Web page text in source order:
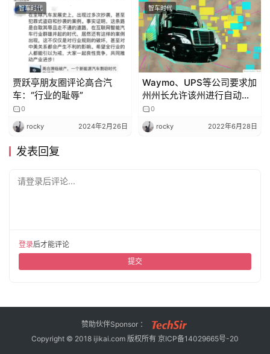
智车时代
贾跃亭朋友圈评论高合汽
车：“行业的耻辱”
0
rocky 2024年2月26日
智车时代
Waymo、UPS等公司要求加
州州长允许该州进行自动驾
驶卡车运输
0
rocky 2022年6月28日
发表回复
请登录后评论...
登录后才能评论
提交
赞助伙伴Sponsor ：
Copyright © 2018 ijikai.com 版权所有 京ICP备14029665号-20